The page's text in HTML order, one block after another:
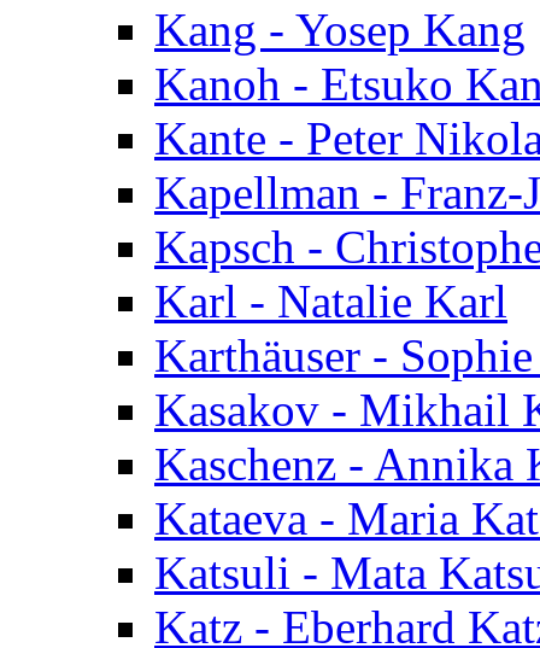
Kang - Yosep Kang
Kanoh - Etsuko
Kante - Peter
Kapellman - Franz-
Kapsch -
Karl - Natalie Karl
Karthäuser -
Kasakov - Mikhail
Kaschenz - Annika
Kataeva - Maria
Katsuli - Mata
Katz - Eberhard